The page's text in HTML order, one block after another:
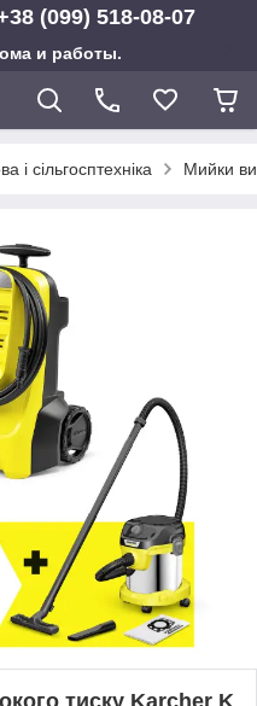
(099) 518-08-07
и работы.
і сільгосптехніка Мийки
тиску Karcher K